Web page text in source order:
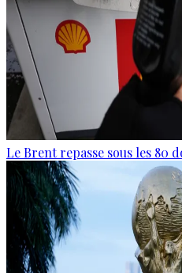
Le Brent repasse sous les 80